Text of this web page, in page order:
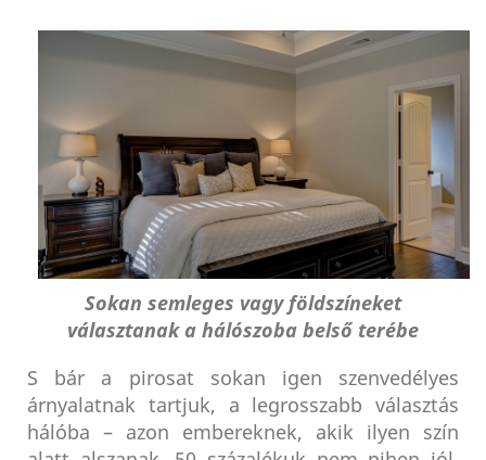
Sokan semleges vagy földszíneket
választanak a hálószoba belső terébe
S bár a pirosat sokan igen szenvedélyes
árnyalatnak tartjuk, a legrosszabb választás
hálóba – azon embereknek, akik ilyen szín